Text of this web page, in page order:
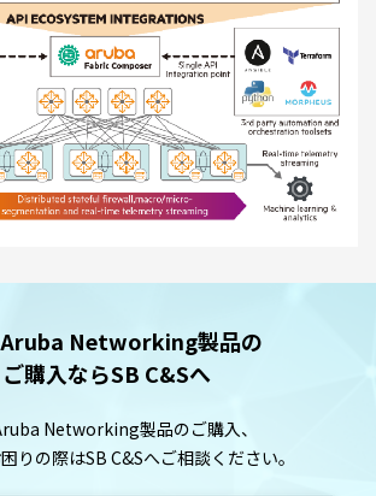
Aruba Networking製品の
ご購入ならSB C&Sへ
Networking製品のご購入、
りの際はSB C&Sへご相談ください。